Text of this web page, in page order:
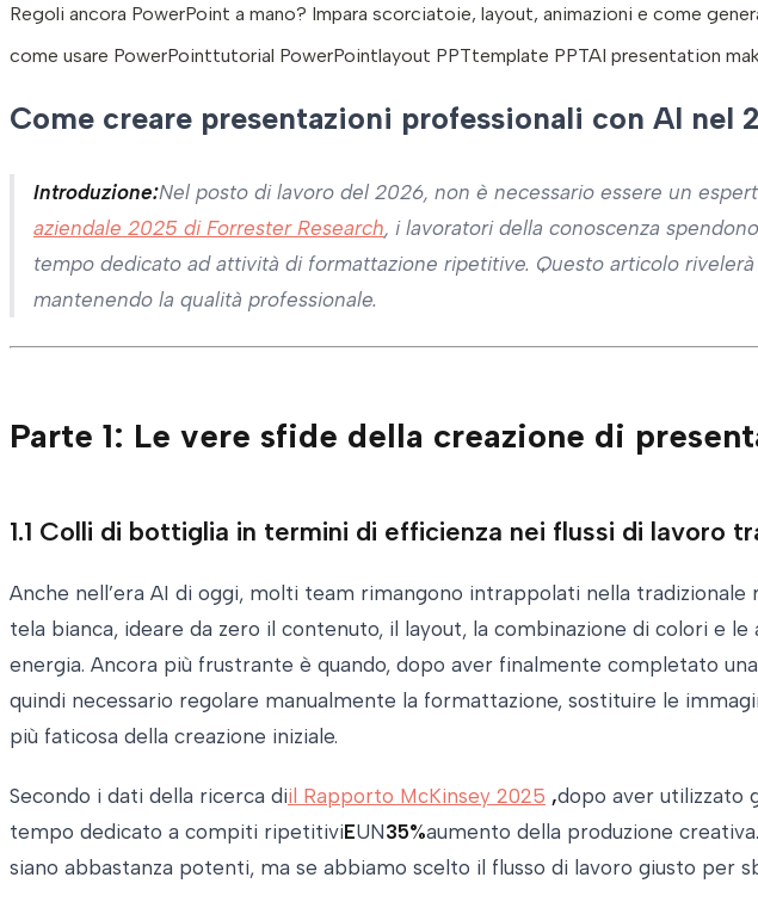
Regoli ancora PowerPoint a mano? Impara scorciatoie, layout, animazioni e come
come usare PowerPointtutorial PowerPointlayout PPTtemplate PPTAI presentation
Come creare presentazioni professionali con AI
Introduzione:Nel posto di lavoro del 2026, non è necessario essere un
aziendale 2025 di Forrester Research, i lavoratori della conoscenza
tempo dedicato ad attività di formattazione ripetitive. Questo articolo
mantenendo la qualità professionale.
Parte 1: Le vere sfide della creazione di
1.1 Colli di bottiglia in termini di efficienza nei flussi di lavoro
Anche nell’era AI di oggi, molti team rimangono intrappolati nella
tela bianca, ideare da zero il contenuto, il layout, la combinazione di colori e
energia. Ancora più frustrante è quando, dopo aver finalmente completato
quindi necessario regolare manualmente la formattazione, sostituire le
più faticosa della creazione iniziale.
Secondo i dati della ricerca diil Rapporto McKinsey 2025 ,dopo aver utilizzato
tempo dedicato a compiti ripetitiviEUN35%aumento della produzione
siano abbastanza potenti, ma se abbiamo scelto il flusso di lavoro giusto per